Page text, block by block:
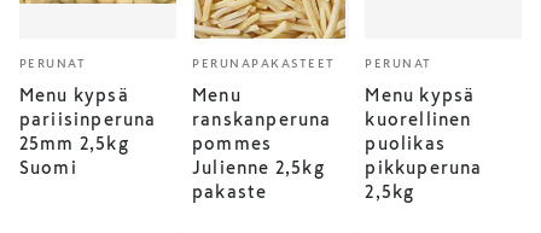
PERUNAT
Menu kypsä
pariisinperuna
25mm 2,5kg
Suomi
PERUNAPAKASTEET
Menu
ranskanperuna
pommes
Julienne 2,5kg
pakaste
PERUNAT
Menu kypsä
kuorellinen
puolikas
pikkuperuna
2,5kg